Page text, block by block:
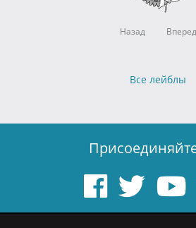
Назад Вперед
Все лейблы